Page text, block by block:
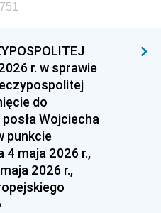
r. w sprawie
do
Wojciecha
punkcie
4 maja 2026 r.,
2026 r.,